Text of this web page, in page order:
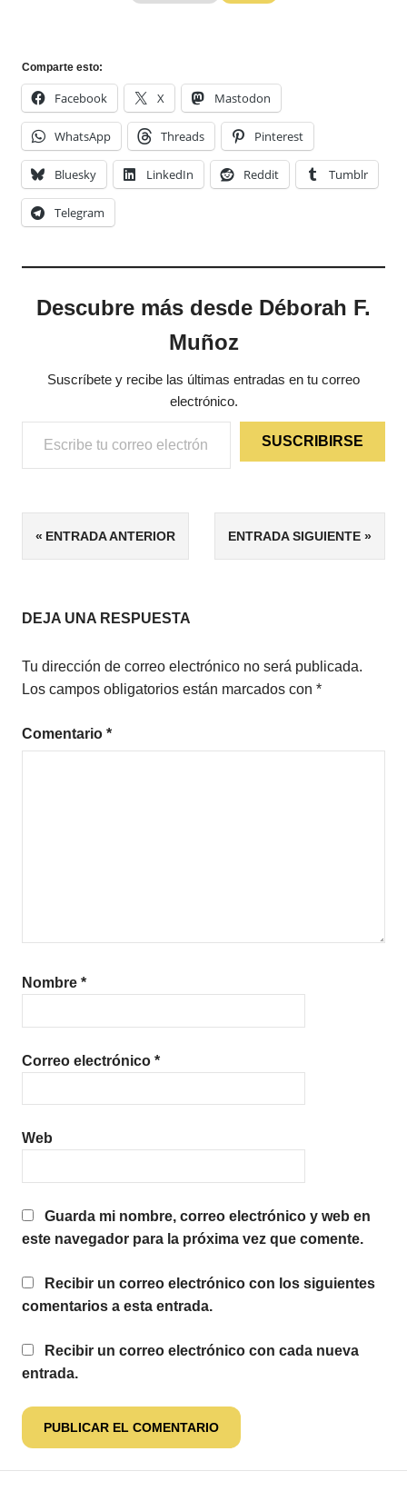
Comparte esto:
Facebook X Mastodon
WhatsApp Threads Pinterest
Bluesky LinkedIn Reddit Tumblr
Telegram
Descubre más desde Déborah F.
Muñoz
Suscríbete y recibe las últimas entradas en tu correo
electrónico.
Escribe tu correo electrónico…
SUSCRIBIRSE
ETIQUETAS
FANTASÍA
Navegación
entradas
ENTRADA ANTERIOR ENTRADA SIGUIENTE
DEJA UNA RESPUESTA
Tu dirección de correo electrónico no será publicada.
Los campos obligatorios están marcados con *
Comentario *
Nombre *
Correo electrónico *
Web
Guarda mi nombre, correo electrónico y web en
este navegador para la próxima vez que comente.
Recibir un correo electrónico con los siguientes
comentarios a esta entrada.
Recibir un correo electrónico con cada nueva
entrada.